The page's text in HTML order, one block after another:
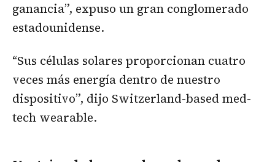
ganancia”, expuso un gran conglomerado
estadounidense.
“Sus células solares proporcionan cuatro
veces más energía dentro de nuestro
dispositivo”, dijo Switzerland-based med-
tech wearable.